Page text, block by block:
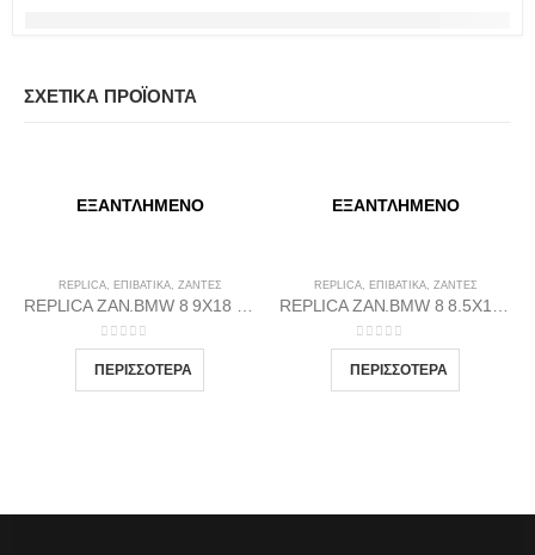
ΣΧΕΤΙΚΆ ΠΡΟΪΌΝΤΑ
ΕΞΑΝΤΛΗΜΈΝΟ
REPLICA, ΕΠΙΒΑΤΙΚΑ, ΖΆΝΤΕΣ
0out of 5
ΕΞΑΝΤΛΗΜΈΝΟ
REPLICA, ΕΠΙΒΑΤΙΚΑ, ΖΆΝΤΕΣ
0out of 5